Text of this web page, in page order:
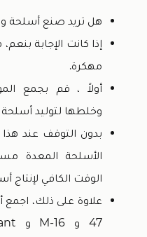
هل تريد صنع أسلحة
مهكرة.
أولاً ، قم بجمع
وخلطها لتوليد
بدون التوقف عند هذا
الأسلحة المعدة
الوقت الكافي لإنتاج